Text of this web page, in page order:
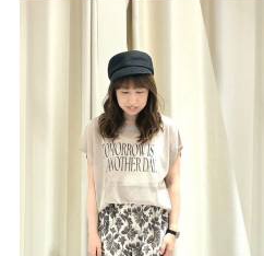
サイトご利用にあたって
閉じる
※一部店舗は営業時間が異な
Fashion & Life
ファッション＆ライフスタ
営業時間